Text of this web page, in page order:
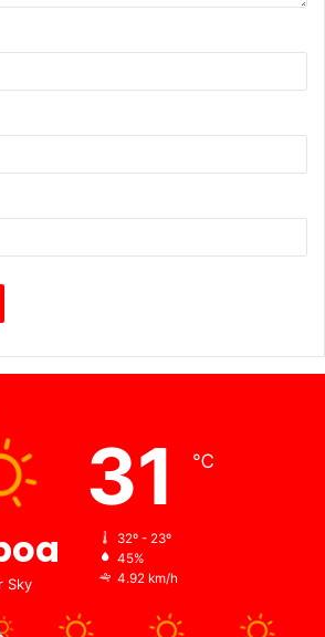
Sky
31 ℃
32º - 23º
45%
4.92 km/h